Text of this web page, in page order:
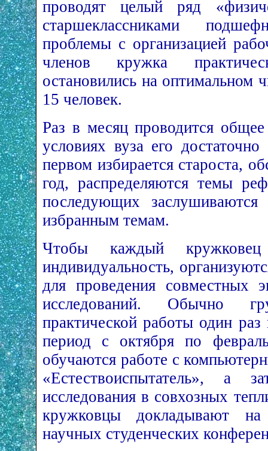
проводят целый ряд
старшеклассниками
проблемы с организацией
членов кружка
остановились на оптимальном
15 человек.
Раз в месяц проводится
условиях вуза его
первом избирается староста,
год, распределяются темы
последующих
избранным темам.
Чтобы каждый
индивидуальность,
для проведения совместных
исследований. Обычно
практической работы один
период с октября по
обучаются работе с
«Естествоиспытатель», а
исследования в совхозных
кружковцы докладывают на
научных студенческих